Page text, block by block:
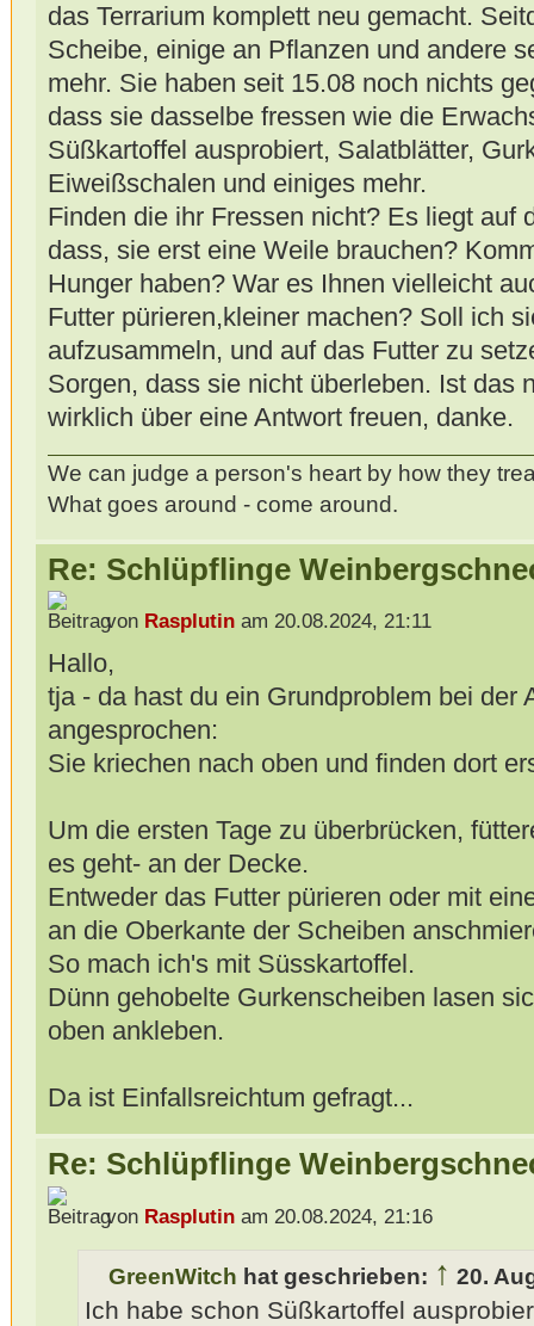
das Terrarium komplett neu gemacht.
Scheibe, einige an Pflanzen und andere
mehr. Sie haben seit 15.08 noch nichts
dass sie dasselbe fressen wie die
Süßkartoffel ausprobiert, Salatblätter,
Eiweißschalen und einiges mehr.
Finden die ihr Fressen nicht? Es liegt auf
dass, sie erst eine Weile brauchen?
Hunger haben? War es Ihnen vielleicht
Futter pürieren,kleiner machen? Soll ich
aufzusammeln, und auf das Futter zu
Sorgen, dass sie nicht überleben. Ist das
wirklich über eine Antwort freuen, danke.
We can judge a person's heart by how they
What goes around - come around.
Re: Schlüpflinge
von Rasplutinam 20.08.2024, 21:11
Hallo,
tja - da hast du ein Grundproblem bei der
angesprochen:
Sie kriechen nach oben und finden dort
Um die ersten Tage zu überbrücken,
es geht- an der Decke.
Entweder das Futter pürieren oder mit
an die Oberkante der Scheiben
So mach ich's mit Süsskartoffel.
Dünn gehobelte Gurkenscheiben lasen
oben ankleben.
Da ist Einfallsreichtum gefragt...
Re: Schlüpflinge
von Rasplutinam 20.08.2024, 21:16
GreenWitch hat geschrieben: ↑ 20.
Ich habe schon Süßkartoffel